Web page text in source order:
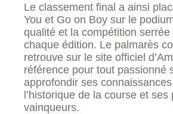
Le classement final a ainsi
You et Go on Boy sur le
qualité et la compétition
chaque édition. Le palmarès
retrouve sur le site officiel
référence pour tout passionné
approfondir ses
l’historique de la course et ses
vainqueurs.